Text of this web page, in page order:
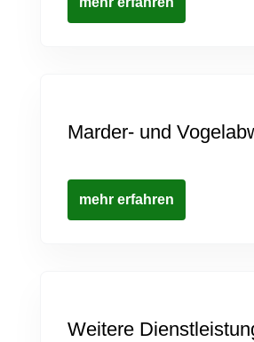
Marder- und
mehr erfahren
Weitere